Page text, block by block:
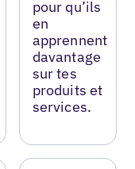
pour qu’ils
en
apprennent
davantage
sur tes
produits et
services.